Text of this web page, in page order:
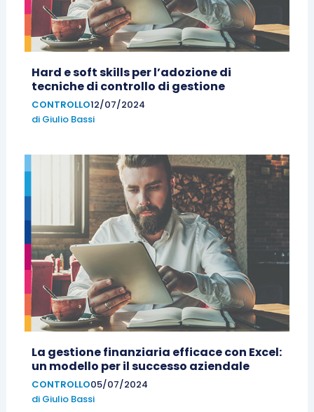
Hard e soft skills per l’adozione di
tecniche di controllo di gestione
CONTROLLO12/07/2024
di Giulio Bassi
La gestione finanziaria efficace con Excel:
un modello per il successo aziendale
CONTROLLO05/07/2024
di Giulio Bassi